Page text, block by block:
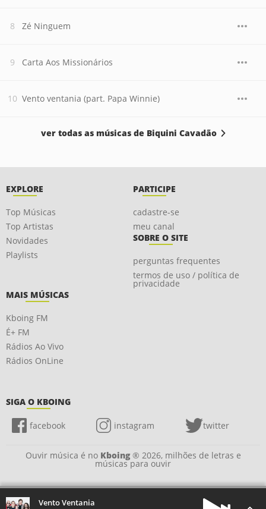
Zé Ninguem
Carta Aos Missionários
Vento ventania (part. Papa Winnie)
ver todas as músicas de Biquini Cavadão
EXPLORE
Top Músicas
Top Artistas
Novidades
Playlists
PARTICIPE
cadastre-se
meu canal
SOBRE O SITE
perguntas frequentes
termos de uso / política de
privacidade
MAIS MÚSICAS
Kboing FM
É+ FM
Rádios Ao Vivo
Rádios OnLine
SIGA O KBOING
facebook instagram twitter
Ouvir música é no Kboing® 2026, milhões de letras e
músicas para ouvir
Vento Ventania